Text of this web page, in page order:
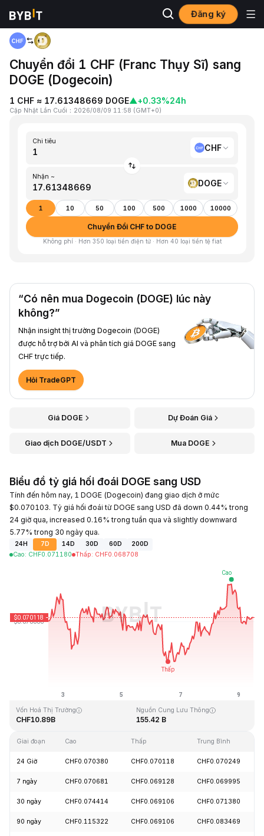
Đăng ký
Trang chủ
Chuyển đổi 1 CHF (Franc Thụy Sĩ) sang
DOGE (Dogecoin)
1 CHF ≈ 17.61348669 DOGE▲+0.33%24h
Cập Nhật Lần Cuối ： 2026/08/09 11:58 (GMT+0)
Chi tiêu
CHF
Nhận ~
DOGE
1 10 50 100 500 1000 10000
Chuyển Đổi CHF to DOGE
Không phí · Hơn 350 loại tiền điện tử · Hơn 40 loại tiền tệ fiat
“Có nên mua Dogecoin (DOGE) lúc này
không?”
Nhận insight thị trường Dogecoin (DOGE)
được hỗ trợ bởi AI và phân tích giá DOGE sang
CHF trực tiếp.
Hỏi TradeGPT
Giá DOGE Dự Đoán Giá
Giao dịch DOGE/USDT Mua DOGE
Biểu đồ tỷ giá hối đoái DOGE sang USD
Tính đến hôm nay, 1 DOGE (Dogecoin) đang giao dịch ở mức
$0.070103. Tỷ giá hối đoái từ DOGE sang USD đã down 0.44% trong
24 giờ qua, increased 0.16% trong tuần qua và slightly downward
5.77% trong 30 ngày qua.
24H 7D 14D 30D 60D
200D
Cao: CHF0.071180 Thấp: CHF0.068708
CHF0.731578 CHF0.000087
Vốn Hoá Thị Trường
CHF10.89B
Nguồn Cung Lưu Thông
155.42 B
Giai đoạn Cao Thấp Trung Bình
24 Giờ CHF0.070380 CHF0.070118 CHF0.070249
7 ngày CHF0.070681 CHF0.069128 CHF0.069995
30 ngày CHF0.074414 CHF0.069106 CHF0.071380
90 ngày CHF0.115322 CHF0.069106 CHF0.083469